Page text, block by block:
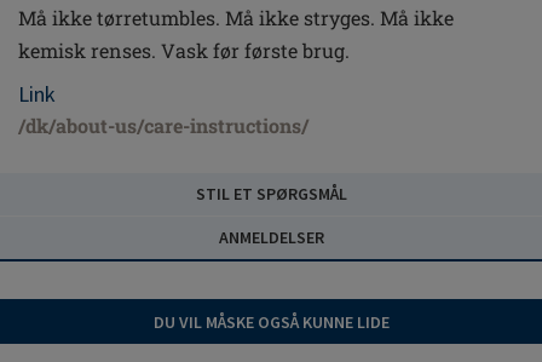
Må ikke tørretumbles. Må ikke stryges. Må ikke
kemisk renses. Vask før første brug.
Link
/dk/about-us/care-instructions/
STIL ET SPØRGSMÅL
ANMELDELSER
DU VIL MÅSKE OGSÅ KUNNE LIDE